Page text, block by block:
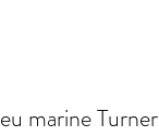
marine Turner